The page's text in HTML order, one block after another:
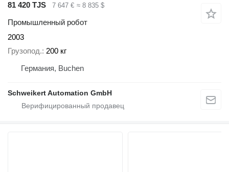
81 420 TJS 7 647 € ≈ 8 835 $
Промышленный робот
2003
Грузопод. 200 кг
Германия, Buchen
Schweikert Automation GmbH